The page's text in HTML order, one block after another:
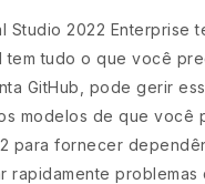
Studio 2022 Enterprise
tem tudo o que você
GitHub, pode gerir
modelos de que você
para fornecer
rapidamente